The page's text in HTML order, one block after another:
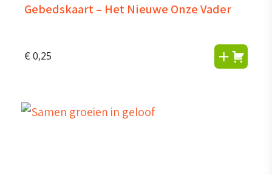
Gebedskaart – Het Nieuwe Onze Vader
€ 0,25